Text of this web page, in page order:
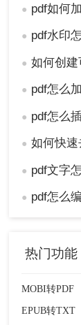
松地为您
产权和文
● pdf如何
● pdf水印
● 如何创建
● pdf怎么
● pdf怎么
● 如何快速
● pdf文字
● pdf怎么
热门功能
MOBI转PDF
EPUB转TXT